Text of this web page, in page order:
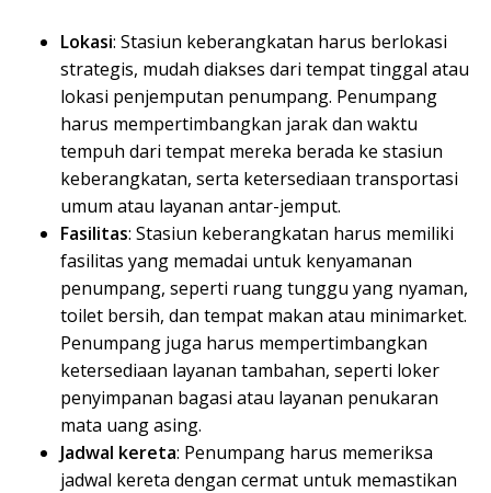
Lokasi: Stasiun keberangkatan harus berlokasi
strategis, mudah diakses dari tempat tinggal atau
lokasi penjemputan penumpang. Penumpang
harus mempertimbangkan jarak dan waktu
tempuh dari tempat mereka berada ke stasiun
keberangkatan, serta ketersediaan transportasi
umum atau layanan antar-jemput.
Fasilitas: Stasiun keberangkatan harus memiliki
fasilitas yang memadai untuk kenyamanan
penumpang, seperti ruang tunggu yang nyaman,
toilet bersih, dan tempat makan atau minimarket.
Penumpang juga harus mempertimbangkan
ketersediaan layanan tambahan, seperti loker
penyimpanan bagasi atau layanan penukaran
mata uang asing.
Jadwal kereta: Penumpang harus memeriksa
jadwal kereta dengan cermat untuk memastikan